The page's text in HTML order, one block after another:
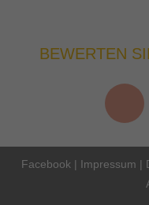
BEWERTEN
Facebook | Impressum |